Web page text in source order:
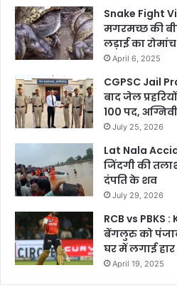
Snake Fight
मगरमच्छ की
लड़ाई का
April 6, 2025
CGPSC Jail
बाद जेल
100 पद,
July 25, 2026
Lat Nala
जिंदगी की
दंपति के शव
July 29, 2026
RCB vs PBKS
बेंगलुरु को
घर में लगाई हार
April 19, 2025